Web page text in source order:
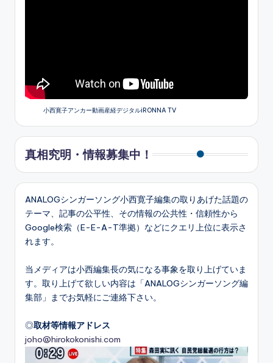
小西寛子アンカー動画産経デジタルiRONNA TV
真相究明・情報募集中！
ANALOGシンガーソング小西寛子編集の取りあげた話題の
テーマ、記事の公平性、その情報の公共性・信頼性から
Google検索（E-E-A-T準拠）などにクエリ上位に表示さ
れます。
当メディアは小西編集長の気になる事象を取り上げていま
す。取り上げて欲しい内容は「ANALOGシンガーソング編
集部」までお気軽にご連絡下さい。
◎取材等情報アドレス
joho@hirokokonishi.com